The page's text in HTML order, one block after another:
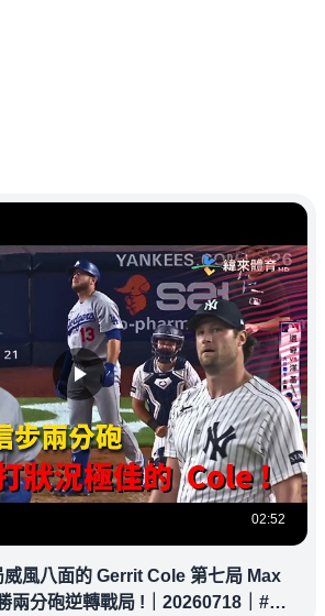
02:52
風八面的 Gerrit Cole 第七局 Max
兩分砲逆轉戰局 !｜20260718｜#洛